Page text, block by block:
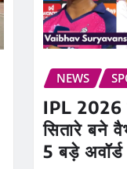
NEWS
IPL
सितारे बने
5 बड़े